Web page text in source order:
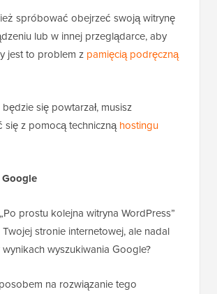
spróbować obejrzeć swoją witrynę
lub w innej przeglądarce, aby
jest to problem z pamięcią podręczną
się powtarzał, musisz
się z pomocą technicznąhostingu
prostu kolejna witryna WordPress”
stronie internetowej, ale nadal
wyszukiwania Google?
na rozwiązanie tego